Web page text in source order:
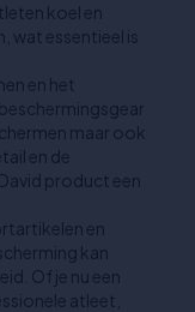
koel en
wat essentieel is
en het
maar ook
en de
product een
en
kan
Of je nu een
atleet,